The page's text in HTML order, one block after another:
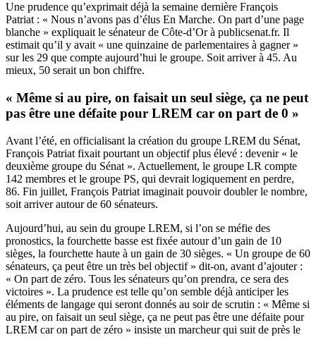
Une prudence qu’exprimait déjà la semaine dernière François
Patriat : « Nous n’avons pas d’élus En Marche. On part d’une page
blanche » expliquait le sénateur de Côte-d’Or à publicsenat.fr. Il
estimait qu’il y avait « une quinzaine de parlementaires à gagner »
sur les 29 que compte aujourd’hui le groupe. Soit arriver à 45. Au
mieux, 50 serait un bon chiffre.
« Même si au pire, on faisait un seul siège, ça ne peut
pas être une défaite pour LREM car on part de 0 »
Avant l’été, en officialisant la création du groupe LREM du Sénat,
François Patriat fixait pourtant un objectif plus élevé : devenir « le
deuxième groupe du Sénat ». Actuellement, le groupe LR compte
142 membres et le groupe PS, qui devrait logiquement en perdre,
86. Fin juillet, François Patriat imaginait pouvoirdoubler le nombre,
soit arriver autour de 60 sénateurs.
Aujourd’hui, au sein du groupe LREM, si l’on se méfie des
pronostics, la fourchette basse est fixée autour d’un gain de 10
sièges, la fourchette haute à un gain de 30 sièges. « Un groupe de 60
sénateurs, ça peut être un très bel objectif » dit-on, avant d’ajouter :
« On part de zéro. Tous les sénateurs qu’on prendra, ce sera des
victoires ». La prudence est telle qu’on semble déjà anticiper les
éléments de langage qui seront donnés au soir de scrutin : « Même si
au pire, on faisait un seul siège, ça ne peut pas être une défaite pour
LREM car on part de zéro » insiste un marcheur qui suit de près le